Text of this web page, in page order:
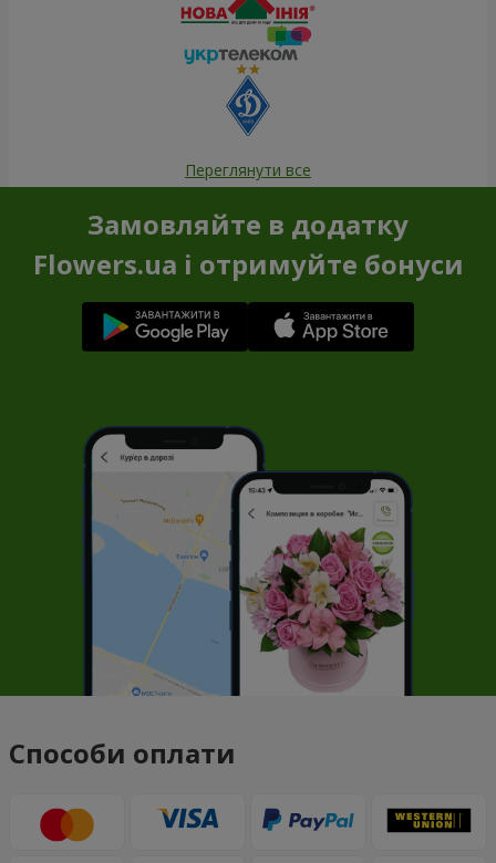
Переглянути все
Замовляйте в додатку
Flowers.ua і отримуйте бонуси
Способи оплати